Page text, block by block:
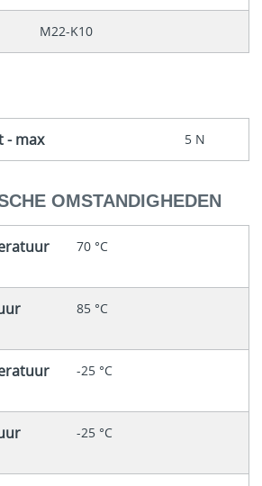
M22-K10
- max 5 N
OMSTANDIGHEDEN
70 °C
85 °C
-25 °C
-25 °C